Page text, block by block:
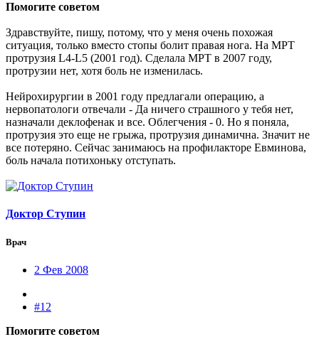
Помогите советом
Здравствуйте, пишу, потому, что у меня очень похожая
ситуация, только вместо стопы болит правая нога. На МРТ
протрузия L4-L5 (2001 год). Сделала МРТ в 2007 году,
протрузии нет, хотя боль не изменилась.
Нейрохирургии в 2001 году предлагали операцию, а
нервопатологи отвечали - Да ничего страшного у тебя нет,
назначали деклофенак и все. Облегчения - 0. Но я поняла,
протрузия это еще не грыжа, протрузия динамична. Значит не
все потеряно. Сейчас занимаюсь на профилакторе Евминова,
боль начала потихоньку отступать.
Доктор Ступин
Врач
2 Фев 2008
#12
Помогите советом